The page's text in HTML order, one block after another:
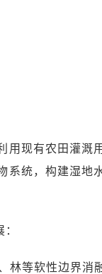
用现有农田灌溉
系统，构建湿地
林等软性边界消